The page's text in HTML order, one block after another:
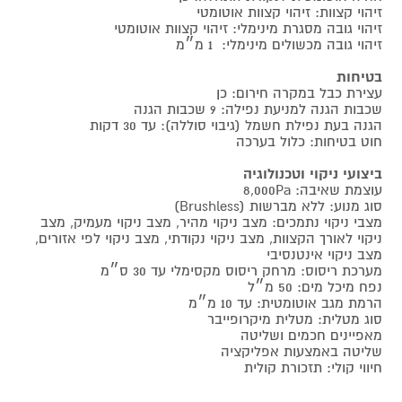
זיהוי קצוות: זיהוי קצוות אוטומטי
זיהוי גובה מסגרת מינימלי: זיהוי קצוות אוטומטי
זיהוי גובה מכשולים מינימלי: 1 מ״מ
בטיחות
עצירת כבל במקרה חירום: כן
שכבות הגנה למניעת נפילה: 9 שכבות הגנה
הגנה בעת נפילת חשמל (גיבוי סוללה): עד 30 דקות
חוט בטיחות: כלול בערכה
ביצועי ניקוי וטכנולוגיה
עוצמת שאיבה: 8,000Pa
סוג מנוע: ללא מברשות (Brushless)
מצבי ניקוי נתמכים: מצב ניקוי מהיר, מצב ניקוי מעמיק, מצב
ניקוי לאורך הקצוות, מצב ניקוי נקודתי, מצב ניקוי לפי אזורים,
מצב ניקוי אינטנסיבי
מערכת ריסוס: מרחק ריסוס מקסימלי עד 30 ס״מ
נפח מיכל מים: 50 מ״ל
הרמת מגב אוטומטית: עד 10 מ״מ
סוג מטלית: מטלית מיקרופייבר
מאפיינים חכמים ושליטה
שליטה באמצעות אפליקציה
חיווי קולי: תזכורת קולית